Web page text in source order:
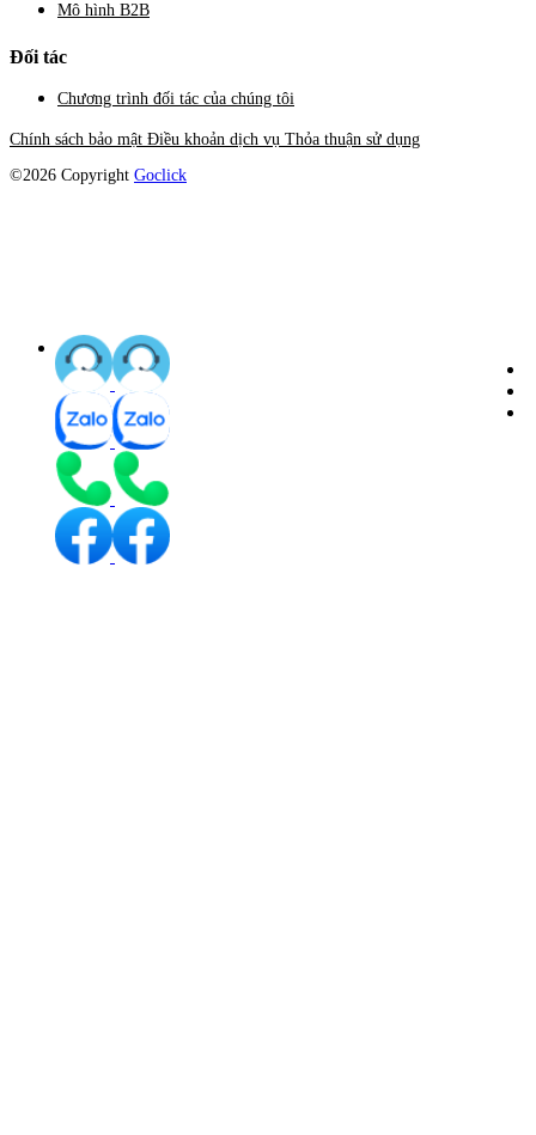
Mô hình B2B
Đối tác
Chương trình đối tác của chúng tôi
Chính sách bảo mật Điều khoản dịch vụ Thỏa thuận sử dụng
©2026 Copyright Goclick